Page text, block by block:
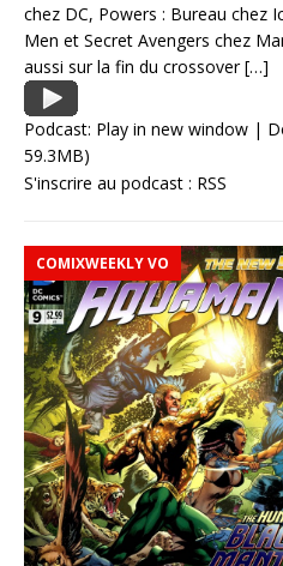
chez DC, Powers : Bureau chez
Men et Secret Avengers chez
aussi sur la fin du crossover[…]
Podcast: Play in new window |
59.3MB)
S'inscrire au podcast : RSS
COMIXWEEKLY VO